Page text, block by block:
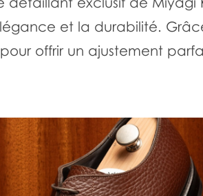
et la durabilité.
offrir un ajustement